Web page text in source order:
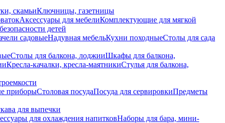
скамьиКлючницы, газетницы
Аксессуары для мебелиКомплектующие для мягкой
детей
садовыеНадувная мебельКухни походныеСтолы для сада
Столы для балкона, лоджииШкафы для балкона,
Кресла-качалки, кресла-маятникиСтулья для балкона,
приборыСтоловая посудаПосуда для сервировкиПредметы
для выпечки
для охлаждения напитковНаборы для бара, мини-